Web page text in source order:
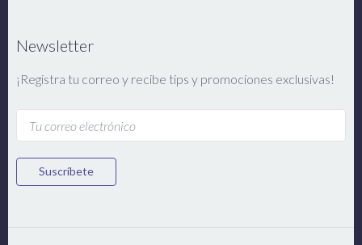
Newsletter
¡Registra tu correo y recibe tips y promociones exclusivas!
Suscríbete